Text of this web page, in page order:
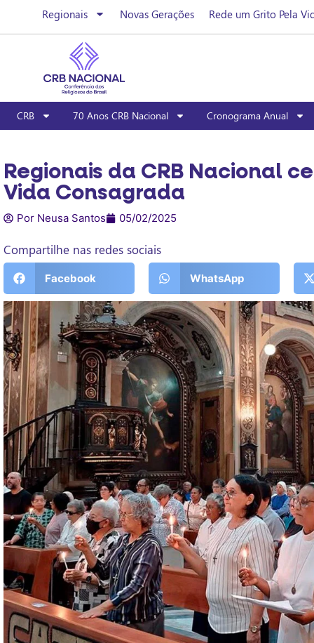
Regionais Novas Gerações Rede um Grito Pela
CRB 70 Anos CRB Nacional Cronograma Anual
Regionais da CRB Nacional
Vida Consagrada
Por Neusa Santos 05/02/2025
Compartilhe nas redes sociais
Facebook WhatsApp